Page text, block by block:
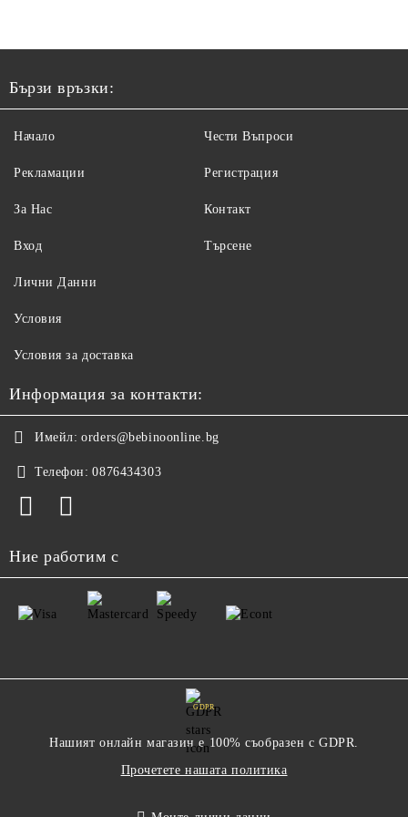
Бързи връзки:
Начало
Рекламации
За Нас
Вход
Чести Въпроси
Регистрация
Контакт
Търсене
Лични Данни
Условия
Условия за доставка
Информация за контакти:
Имейл: orders@bebinoonline.bg
Телефон: 0876434303
Ние работим с
GDPR
Нашият онлайн магазин е 100% съобразен с GDPR.
Прочетете нашата политика